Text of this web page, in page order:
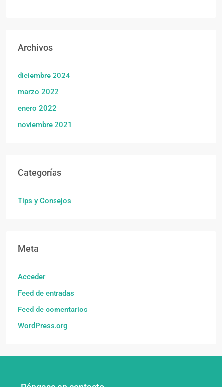
Archivos
diciembre 2024
marzo 2022
enero 2022
noviembre 2021
Categorías
Tips y Consejos
Meta
Acceder
Feed de entradas
Feed de comentarios
WordPress.org